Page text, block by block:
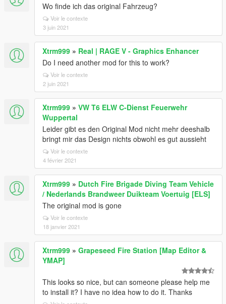
Wo finde ich das original Fahrzeug?
Voir le contexte
3 juin 2021
Xtrm999 » Real | RAGE V - Graphics Enhancer
Do I need another mod for this to work?
Voir le contexte
2 juin 2021
Xtrm999 » VW T6 ELW C-Dienst Feuerwehr
Wuppertal
Leider gibt es den Original Mod nicht mehr deeshalb
bringt mir das Design nichts obwohl es gut aussieht
Voir le contexte
4 février 2021
Xtrm999 » Dutch Fire Brigade Diving Team Vehicle
/ Nederlands Brandweer Duikteam Voertuig [ELS]
The original mod is gone
Voir le contexte
18 janvier 2021
Xtrm999 » Grapeseed Fire Station [Map Editor &
YMAP]
This looks so nice, but can someone please help me
to install it? I have no idea how to do it. Thanks